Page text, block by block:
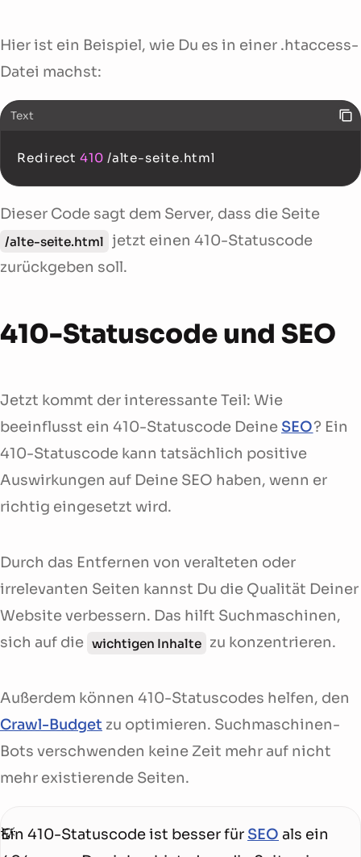
Hier ist ein Beispiel, wie Du es in einer .htaccess-
Datei machst:
Text
Redirect 410 /alte-seite.html
Dieser Code sagt dem Server, dass die Seite
/alte-seite.html
jetzt einen 410-Statuscode
zurückgeben soll.
410-Statuscode und SEO
Jetzt kommt der interessante Teil: Wie
beeinflusst ein 410-Statuscode Deine SEO? Ein
410-Statuscode kann tatsächlich positive
Auswirkungen auf Deine SEO haben, wenn er
richtig eingesetzt wird.
Durch das Entfernen von veralteten oder
irrelevanten Seiten kannst Du die Qualität Deiner
Website verbessern. Das hilft Suchmaschinen,
sich auf die wichtigen Inhalte zu konzentrieren.
Außerdem können 410-Statuscodes helfen, den
Crawl-Budget zu optimieren. Suchmaschinen-
Bots verschwenden keine Zeit mehr auf nicht
mehr existierende Seiten.
Ein 410-Statuscode ist besser für SEO als ein